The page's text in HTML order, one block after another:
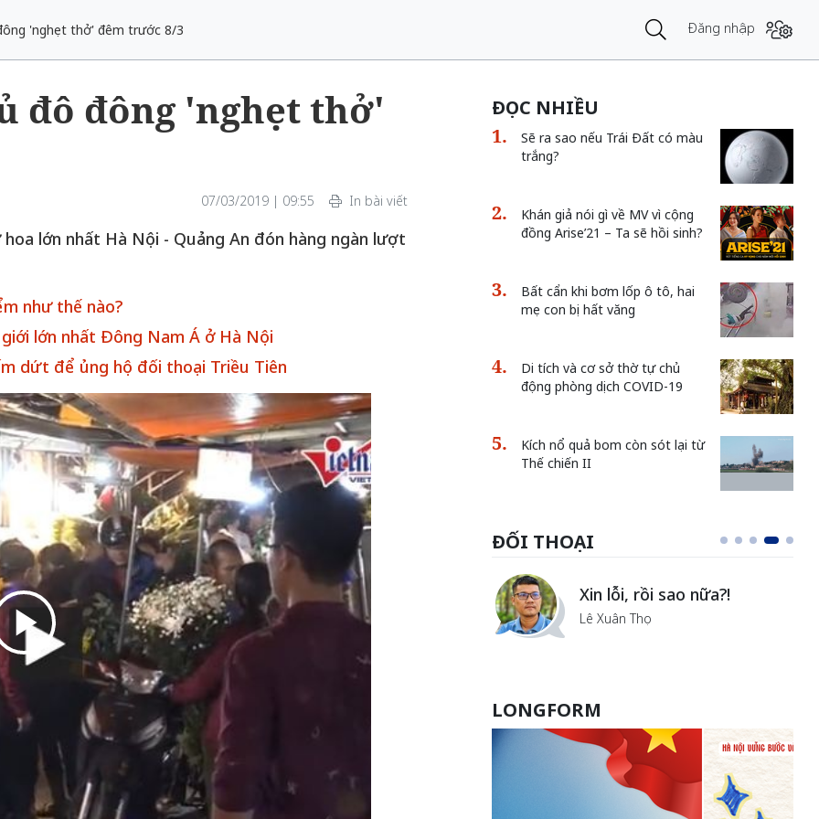
'nghẹt thở' đêm trước 8/3 Đăng nhập
đô đông 'nghẹt thở'
07/03/2019 | 09:55 In bài viết
lớn nhất Hà Nội - Quảng An đón hàng ngàn lượt
như thế nào?
lớn nhất Đông Nam Á ở Hà Nội
dứt để ủng hộ đối thoại Triều Tiên
ĐỌC NHIỀU
Sẽ ra sao nếu Trái Đất có màu
trắng?
Khán giả nói gì về MV vì cộng
đồng Arise’21 – Ta sẽ hồi sinh?
Bất cẩn khi bơm lốp ô tô, hai
mẹ con bị hất văng
Di tích và cơ sở thờ tự chủ
động phòng dịch COVID-19
Kích nổ quả bom còn sót lại từ
Thế chiến II
ĐỐI THOẠI
nhà
Bắc Biên - Giữ một ngôi
làng ven sông Hồng của Hà
Nội
TS. Trần Kim Hào
Xin lỗi, rồi sao nữa?!
Lê Xuân Thọ
LONGFORM